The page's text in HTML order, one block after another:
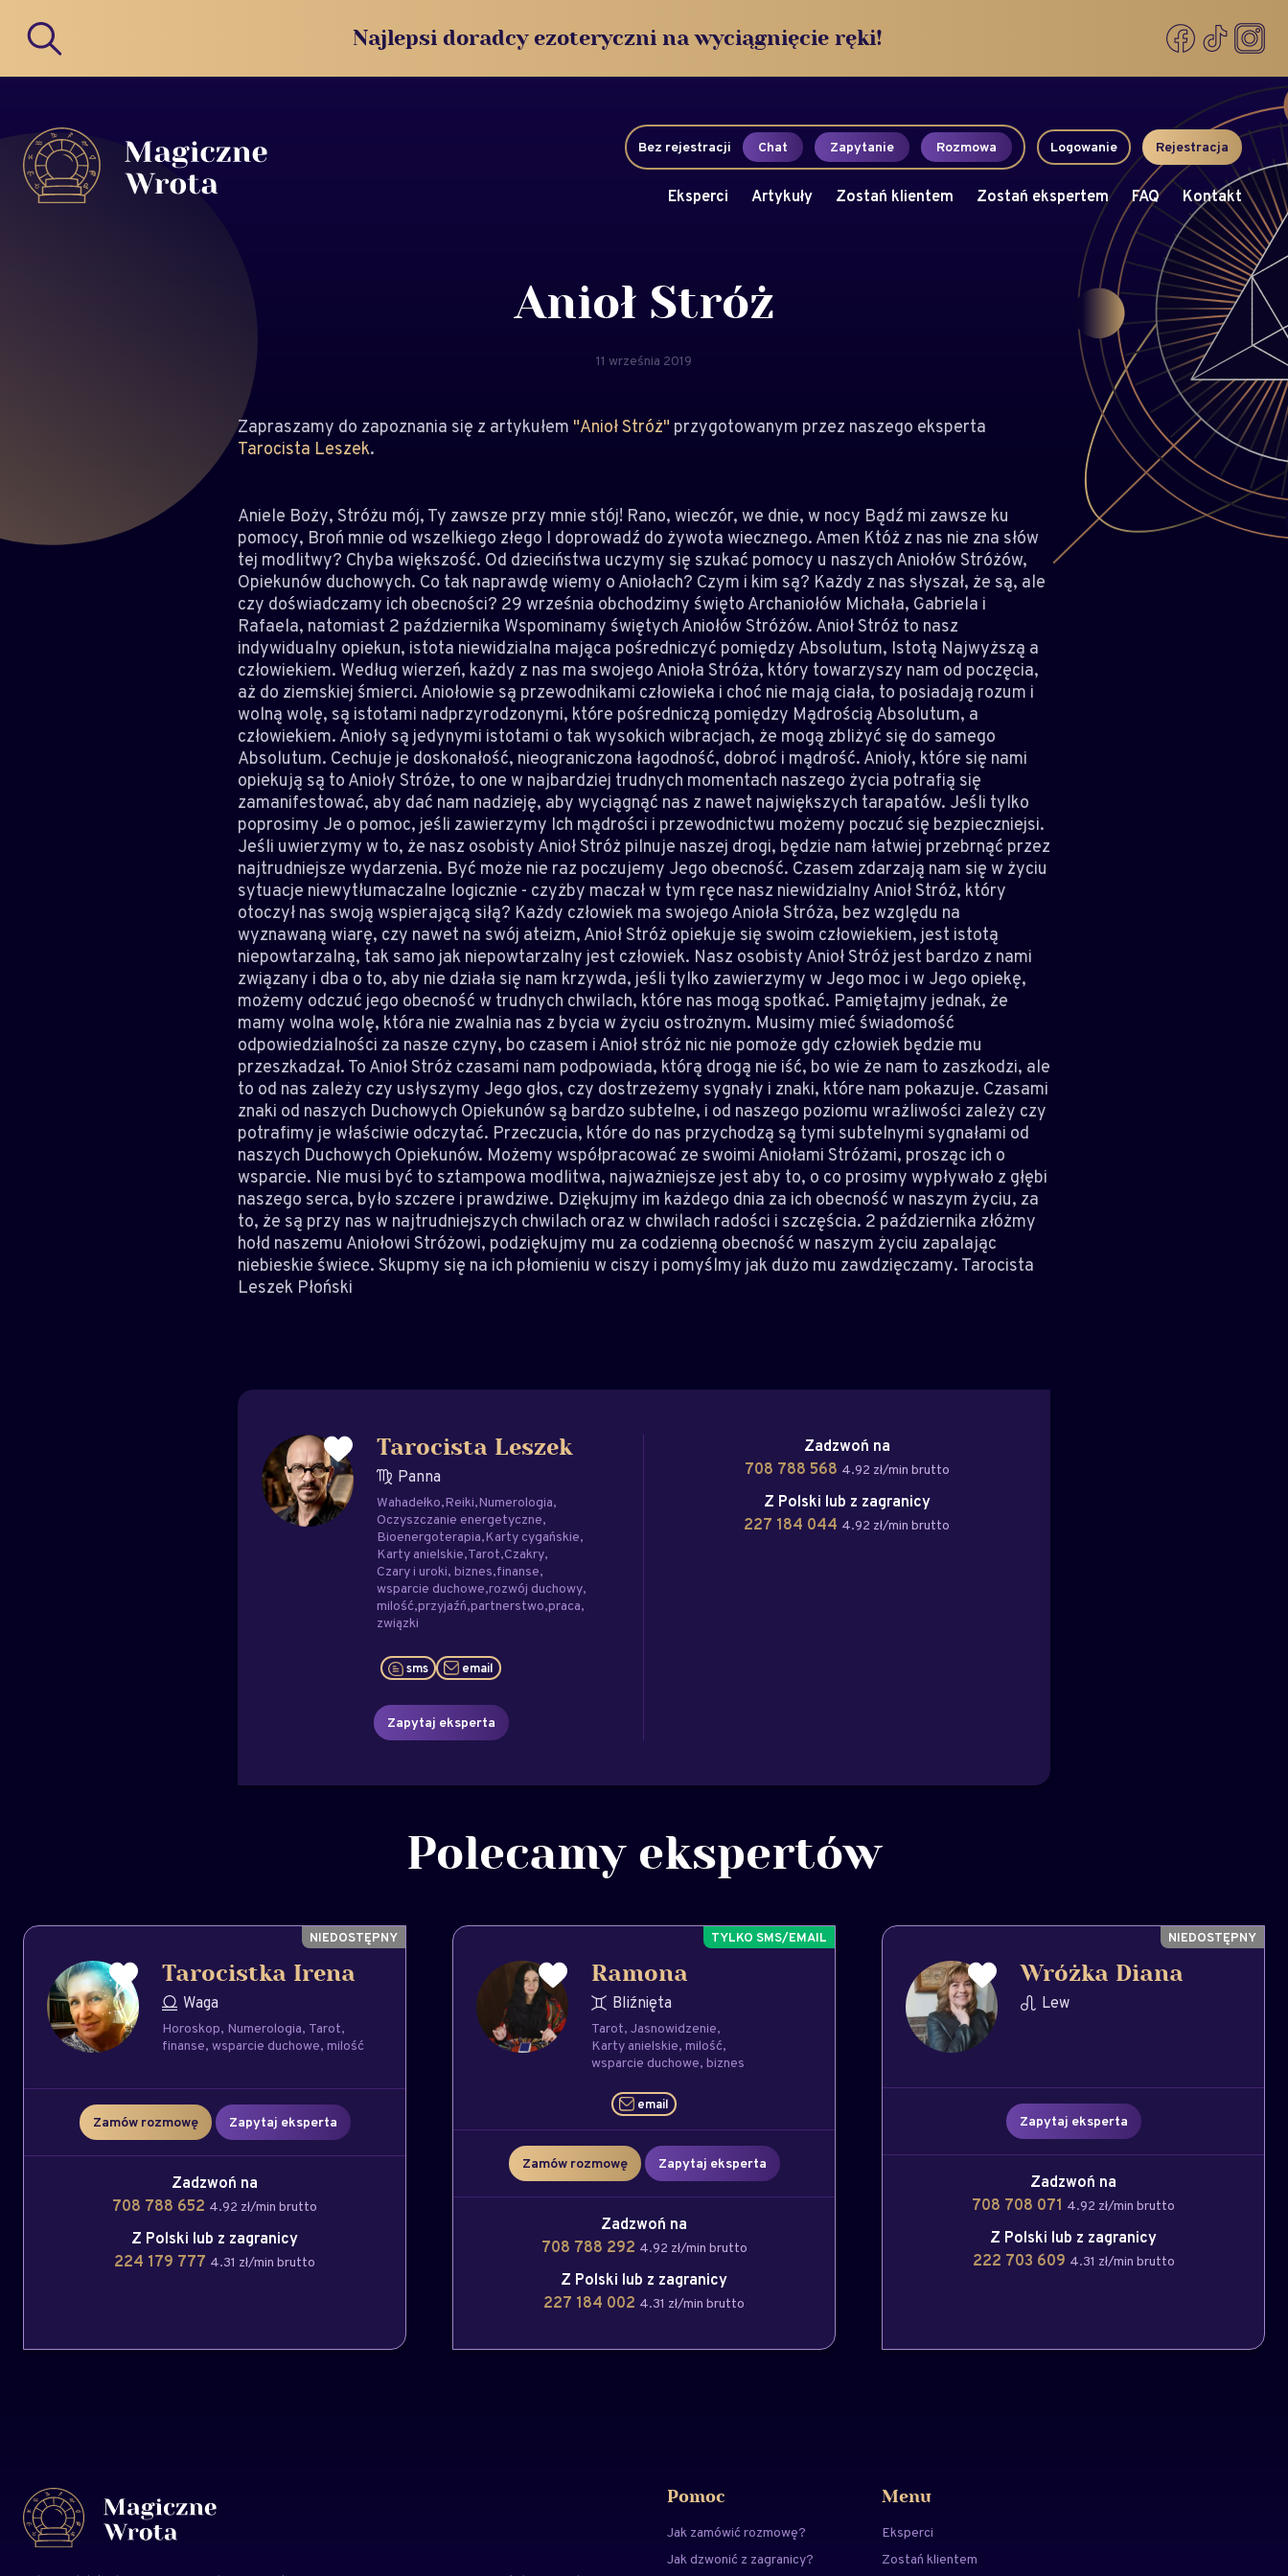
Najlepsi doradcy ezoteryczni na wyciągnięcie ręki!
Bez rejestracji Chat Zapytanie Rozmowa Logowanie Rejestracja
Eksperci Artykuły Zostań klientem Zostań ekspertem FAQ Kontakt
Anioł Stróż
11 września 2019
Zapraszamy do zapoznania się z artykułem "Anioł Stróż" przygotowanym przez naszego eksperta
Tarocista Leszek.
Aniele Boży, Stróżu mój, Ty zawsze przy mnie stój! Rano, wieczór, we dnie, w nocy Bądź mi zawsze ku
pomocy, Broń mnie od wszelkiego złego I doprowadź do żywota wiecznego. Amen Któż z nas nie zna słów
tej modlitwy? Chyba większość. Od dzieciństwa uczymy się szukać pomocy u naszych Aniołów Stróżów,
Opiekunów duchowych. Co tak naprawdę wiemy o Aniołach? Czym i kim są? Każdy z nas słyszał, że są, ale
czy doświadczamy ich obecności? 29 września obchodzimy święto Archaniołów Michała, Gabriela i
Rafaela, natomiast 2 października Wspominamy świętych Aniołów Stróżów. Anioł Stróż to nasz
indywidualny opiekun, istota niewidzialna mająca pośredniczyć pomiędzy Absolutum, Istotą Najwyższą a
człowiekiem. Według wierzeń, każdy z nas ma swojego Anioła Stróża, który towarzyszy nam od poczęcia,
aż do ziemskiej śmierci. Aniołowie są przewodnikami człowieka i choć nie mają ciała, to posiadają rozum i
wolną wolę, są istotami nadprzyrodzonymi, które pośredniczą pomiędzy Mądrością Absolutum, a
człowiekiem. Anioły są jedynymi istotami o tak wysokich wibracjach, że mogą zbliżyć się do samego
Absolutum. Cechuje je doskonałość, nieograniczona łagodność, dobroć i mądrość. Anioły, które się nami
opiekują są to Anioły Stróże, to one w najbardziej trudnych momentach naszego życia potrafią się
zamanifestować, aby dać nam nadzieję, aby wyciągnąć nas z nawet największych tarapatów. Jeśli tylko
poprosimy Je o pomoc, jeśli zawierzymy Ich mądrości i przewodnictwu możemy poczuć się bezpieczniejsi.
Jeśli uwierzymy w to, że nasz osobisty Anioł Stróż pilnuje naszej drogi, będzie nam łatwiej przebrnąć przez
najtrudniejsze wydarzenia. Być może nie raz poczujemy Jego obecność. Czasem zdarzają nam się w życiu
sytuacje niewytłumaczalne logicznie - czyżby maczał w tym ręce nasz niewidzialny Anioł Stróż, który
otoczył nas swoją wspierającą siłą? Każdy człowiek ma swojego Anioła Stróża, bez względu na
wyznawaną wiarę, czy nawet na swój ateizm, Anioł Stróż opiekuje się swoim człowiekiem, jest istotą
niepowtarzalną, tak samo jak niepowtarzalny jest człowiek. Nasz osobisty Anioł Stróż jest bardzo z nami
związany i dba o to, aby nie działa się nam krzywda, jeśli tylko zawierzymy w Jego moc i w Jego opiekę,
możemy odczuć jego obecność w trudnych chwilach, które nas mogą spotkać. Pamiętajmy jednak, że
mamy wolna wolę, która nie zwalnia nas z bycia w życiu ostrożnym. Musimy mieć świadomość
odpowiedzialności za nasze czyny, bo czasem i Anioł stróż nic nie pomoże gdy człowiek będzie mu
przeszkadzał. To Anioł Stróż czasami nam podpowiada, którą drogą nie iść, bo wie że nam to zaszkodzi, ale
to od nas zależy czy usłyszymy Jego głos, czy dostrzeżemy sygnały i znaki, które nam pokazuje. Czasami
znaki od naszych Duchowych Opiekunów są bardzo subtelne, i od naszego poziomu wrażliwości zależy czy
potrafimy je właściwie odczytać. Przeczucia, które do nas przychodzą są tymi subtelnymi sygnałami od
naszych Duchowych Opiekunów. Możemy współpracować ze swoimi Aniołami Stróżami, prosząc ich o
wsparcie. Nie musi być to sztampowa modlitwa, najważniejsze jest aby to, o co prosimy wypływało z głębi
naszego serca, było szczere i prawdziwe. Dziękujmy im każdego dnia za ich obecność w naszym życiu, za
to, że są przy nas w najtrudniejszych chwilach oraz w chwilach radości i szczęścia. 2 października złóżmy
hołd naszemu Aniołowi Stróżowi, podziękujmy mu za codzienną obecność w naszym życiu zapalając
niebieskie świece. Skupmy się na ich płomieniu w ciszy i pomyślmy jak dużo mu zawdzięczamy. Tarocista
Leszek Płoński
Tarocista Leszek
Panna
Wahadełko Reiki Numerologia
Oczyszczanie energetyczne
Bioenergoterapia Karty cygańskie
Karty anielskie Tarot Czakry
Czary i uroki biznes finanse
wsparcie duchowe rozwój duchowy
milość przyjaźń partnerstwo praca
związki
sms email
Zapytaj eksperta
Zadzwoń na
708 788 568 4.92 zł/min brutto
Z Polski lub z zagranicy
227 184 044 4.92 zł/min brutto
Polecamy ekspertów
Tarocistka Irena
Waga
Horoskop Numerologia Tarot
finanse wsparcie duchowe milość
Zamów rozmowę Zapytaj eksperta
Zadzwoń na
708 788 652 4.92 zł/min brutto
Z Polski lub z zagranicy
224 179 777 4.31 zł/min brutto
Ramona
Bliźnięta
Tarot Jasnowidzenie
Karty anielskie milość
wsparcie duchowe biznes
email
Zamów rozmowę Zapytaj eksperta
Zadzwoń na
708 788 292 4.92 zł/min brutto
Z Polski lub z zagranicy
227 184 002 4.31 zł/min brutto
Wróżka Diana
Lew
Zapytaj eksperta
Zadzwoń na
708 708 071 4.92 zł/min brutto
Z Polski lub z zagranicy
222 703 609 4.31 zł/min brutto
Pomoc
Jak zamówić rozmowę?
Jak dzwonić z zagranicy?
Menu
Eksperci
Zostań klientem